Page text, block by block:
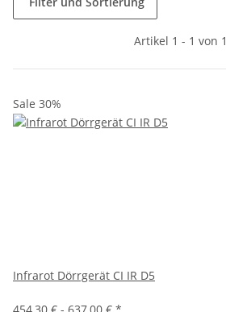
Artikel 1 - 1 von 1
Sale 30%
Infrarot Dörrgerät CI IR D5